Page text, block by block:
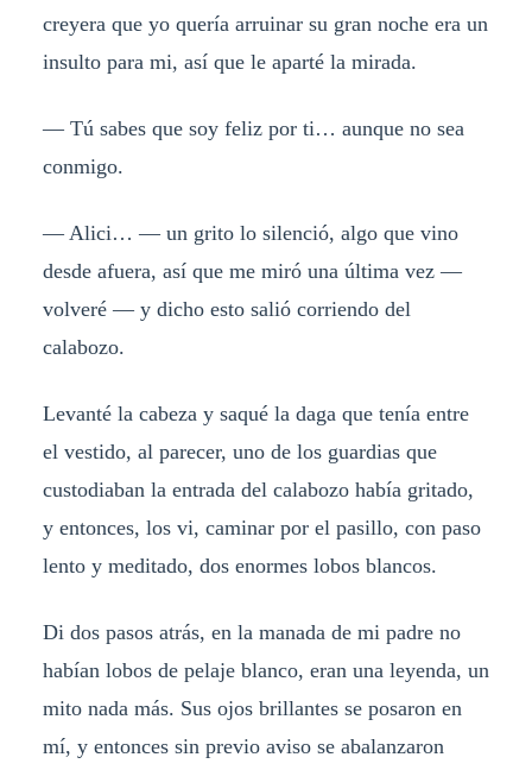
creyera que yo quería arruinar su gran noche era un
insulto para mi, así que le aparté la mirada.
— Tú sabes que soy feliz por ti… aunque no sea
conmigo.
— Alici… — un grito lo silenció, algo que vino
desde afuera, así que me miró una última vez —
volveré — y dicho esto salió corriendo del
calabozo.
Levanté la cabeza y saqué la daga que tenía entre
el vestido, al parecer, uno de los guardias que
custodiaban la entrada del calabozo había gritado,
y entonces, los vi, caminar por el pasillo, con paso
lento y meditado, dos enormes lobos blancos.
Di dos pasos atrás, en la manada de mi padre no
habían lobos de pelaje blanco, eran una leyenda, un
mito nada más. Sus ojos brillantes se posaron en
mí, y entonces sin previo aviso se abalanzaron